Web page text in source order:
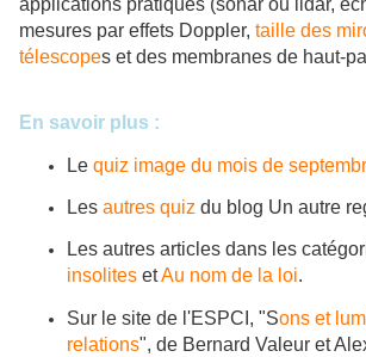
applications pratiques (sonar ou lidar,
mesures par effets Doppler, taille des
télescopes et des membranes de haut-
En savoir plus :
Le quiz image du mois de
Les autres quiz du blog Un autre
Les autres articles dans les
insolites etAu nom de la loi.
Sur le site de l'ESPCI, "Sons et
relations", de Bernard Valeur et